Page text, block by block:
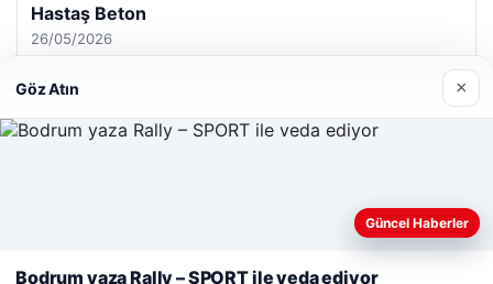
Hastaş Beton
26/05/2026
Web sitemizi nasıl kullandığınızı daha iyi anlayabilmek,
deneyiminizi kişiselleştirmek ve geliştirmek amacıyla çerezler
Göz Atın ×
Güncel Haberler
Bodrum yaza Rally – SPORT ile veda ediyor
lemagrup.com.tr